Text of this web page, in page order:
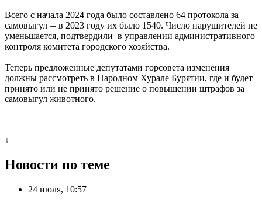
Всего с начала 2024 года было составлено 64 протокола за
самовыгул — в 2023 году их было 1540. Число нарушителей не
уменьшается, подтвердили в управлении административного
контроля комитета городского хозяйства.
Теперь предложенные депутатами горсовета изменения
должны рассмотреть в Народном Хурале Бурятии, где и будет
принято или не принято решение о повышении штрафов за
самовыгул животного.
↓
Новости по теме
24 июля, 10:57